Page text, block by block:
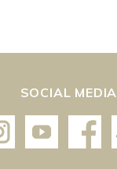
SOCIAL MEDIA